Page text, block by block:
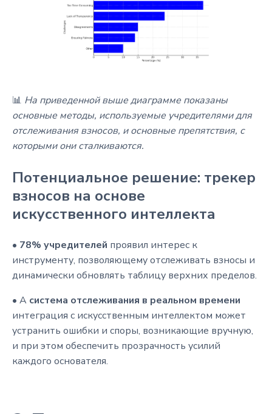
📊 На приведенной выше диаграмме показаны
основные методы, используемые учредителями для
отслеживания взносов, и основные препятствия, с
которыми они сталкиваются.
Потенциальное решение: трекер
взносов на основе
искусственного интеллекта
• 78% учредителей проявил интерес к
инструменту, позволяющему отслеживать взносы и
динамически обновлять таблицу верхних пределов.
• A система отслеживания в реальном времени
интеграция с искусственным интеллектом может
устранить ошибки и споры, возникающие вручную,
и при этом обеспечить прозрачность усилий
каждого основателя.